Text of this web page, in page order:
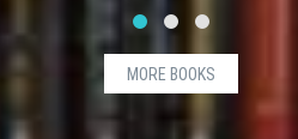
MORE BOOKS